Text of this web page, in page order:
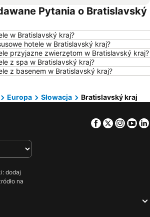
Hotele — Gdynia
Hotele — Barcelona
Hotele — Szczawnica
Hotele — Malta
Hotele — Turcja
Hotele — Bieszczady
Pytania o Bratislavský
w Bratislavský kraj?
hotele w Bratislavský kraj?
przyjazne zwierzętom w Bratislavský kraj?
z spa w Bratislavský kraj?
z basenem w Bratislavský kraj?
Europa Słowacja Bratislavský kraj
Facebook
Twitter
dodaj
na